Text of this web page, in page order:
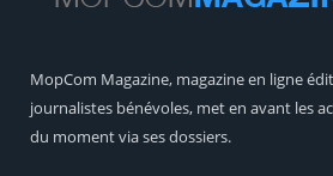
MopCom Magazine, magazine en ligne
journalistes bénévoles, met en avant les
du moment via ses dossiers.